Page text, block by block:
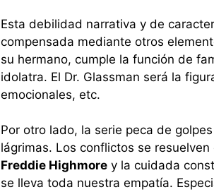
Esta debilidad narrativa y de
compensada mediante otros
su hermano, cumple la función de
idolatra. El Dr. Glassman será la
emocionales, etc.
Por otro lado, la serie peca de
lágrimas. Los conflictos se
Freddie Highmore y la cuidada
se lleva toda nuestra empatía.